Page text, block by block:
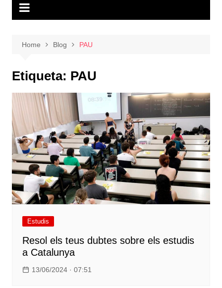
Home Blog PAU
Etiqueta: PAU
Estudis
Resol els teus dubtes sobre els estudis
a Catalunya
13/06/2024 · 07:51